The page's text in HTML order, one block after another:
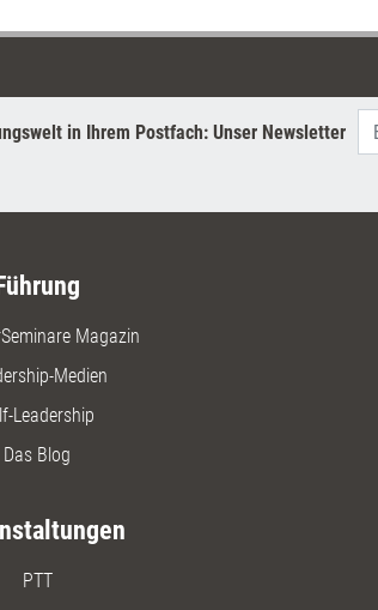
in Ihrem Postfach: Unser Newsletter
Magazin
Medien
Leadership
Das Blog
PTT